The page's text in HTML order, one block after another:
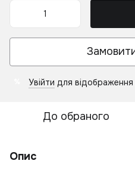
Увійти для відображення
До обраного
Опис